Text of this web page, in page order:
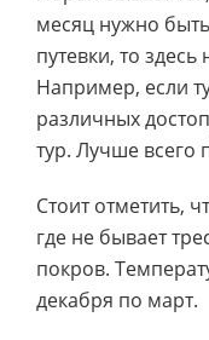
месяц нужно
путевки, то
Например, если
различных
тур. Лучше всего
Стоит отметить,
где не бывает
покров.
декабря по март.